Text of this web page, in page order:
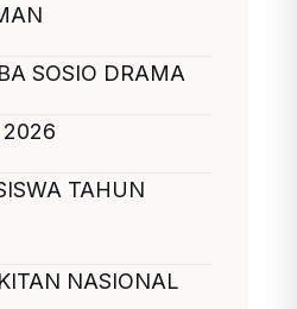
SOSIO DRAMA
2026
TAHUN
NASIONAL